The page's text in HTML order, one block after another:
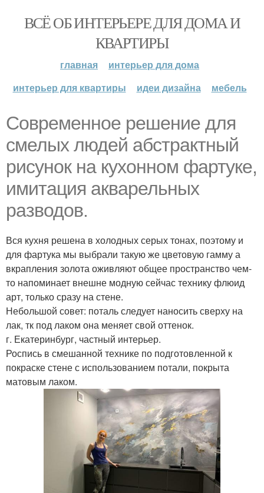
ВСЁ ОБ ИНТЕРЬЕРЕ ДЛЯ ДОМА И
КВАРТИРЫ
главная
интерьер для дома
интерьер для квартиры
идеи дизайна мебель
Современное решение для
смелых людей абстрактный
рисунок на кухонном фартуке,
имитация акварельных
разводов.
Вся кухня решена в холодных серых тонах, поэтому и
для фартука мы выбрали такую же цветовую гамму а
вкрапления золота оживляют общее пространство чем-
то напоминает внешне модную сейчас технику флюид
арт, только сразу на стене.
Небольшой совет: поталь следует наносить сверху на
лак, тк под лаком она меняет свой оттенок.
г. Екатеринбург, частный интерьер.
Роспись в смешанной технике по подготовленной к
покраске стене с использованием потали, покрыта
матовым лаком.